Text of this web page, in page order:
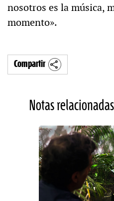
nosotros es la música,
momento».
Compartir
Notas relacionadas